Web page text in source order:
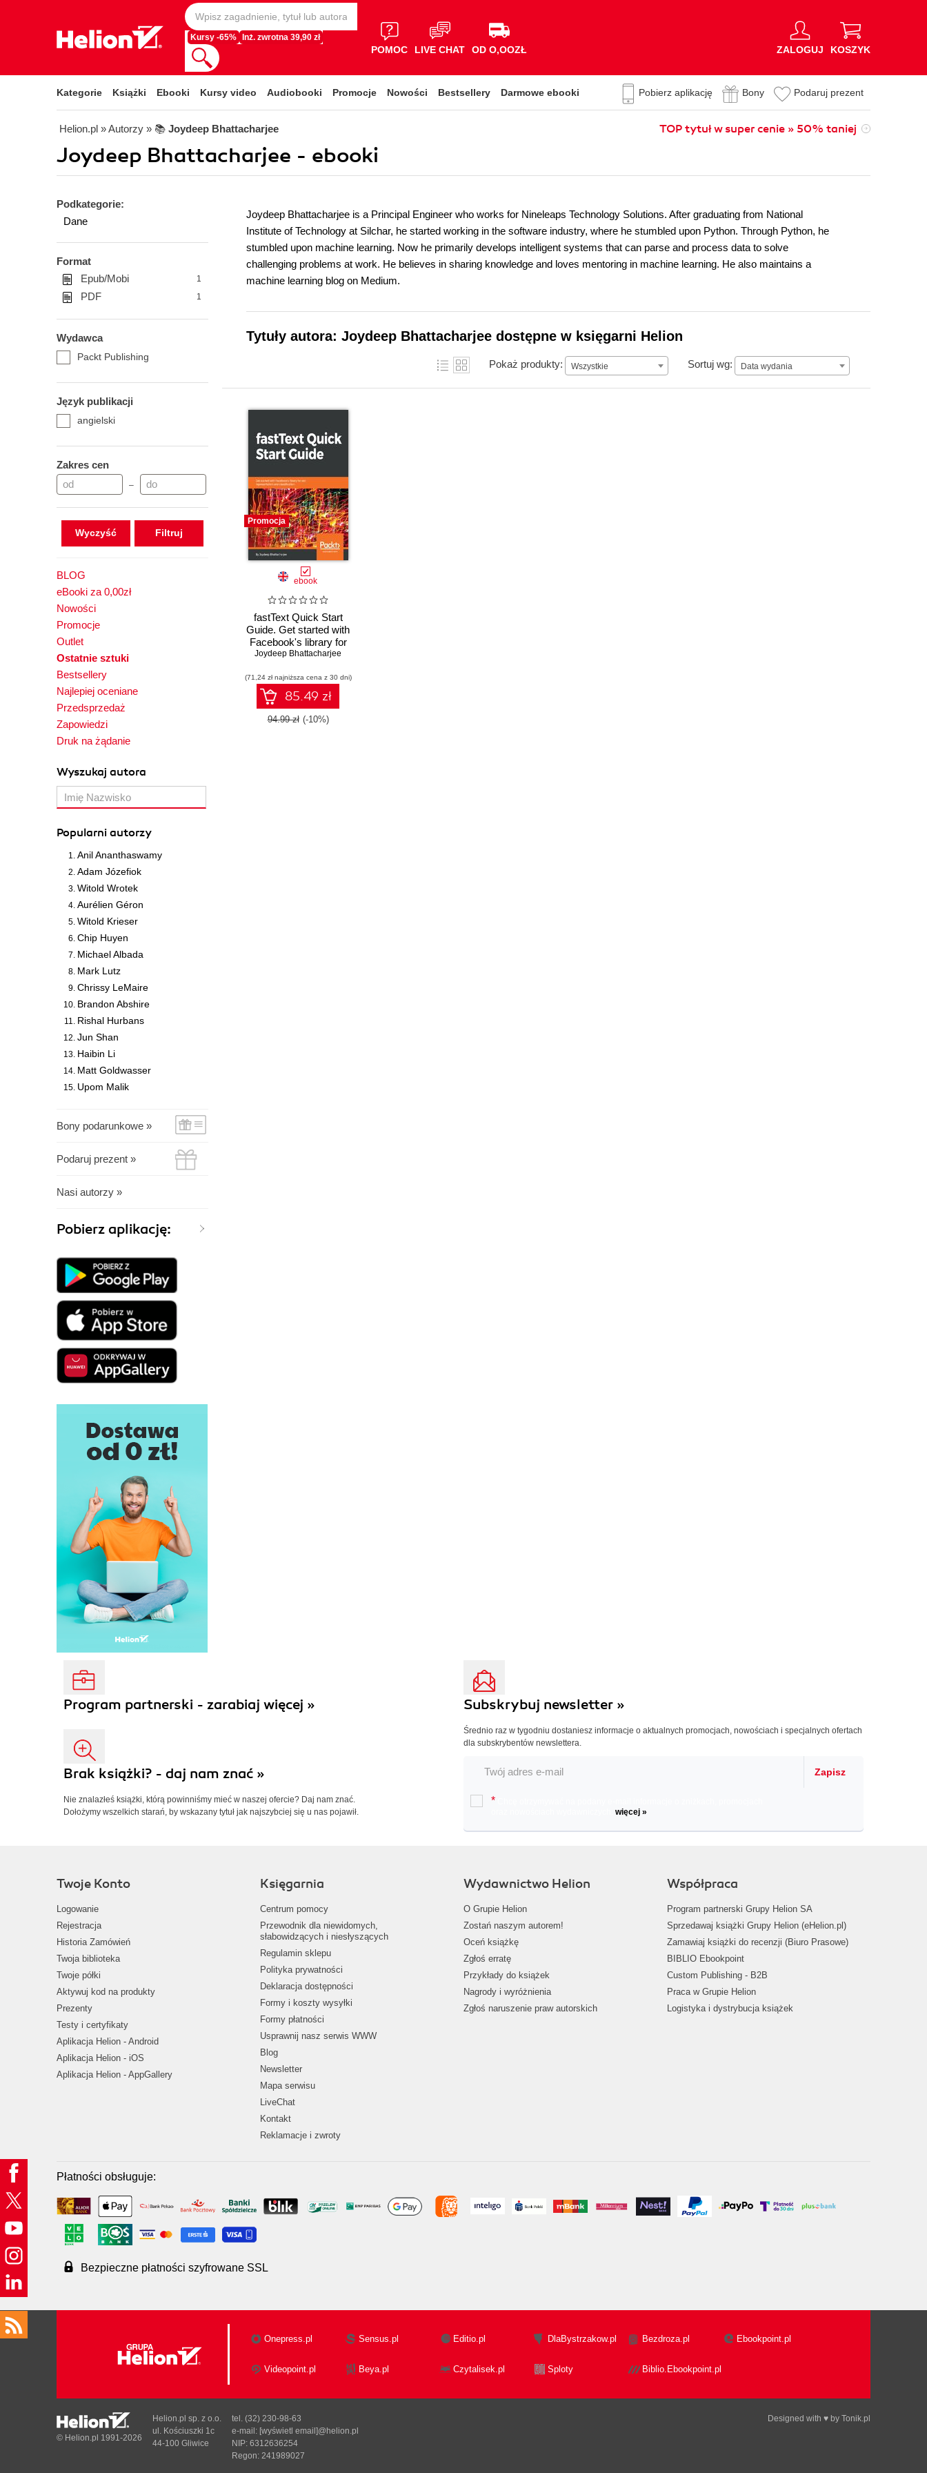
Kursy -65% Inż. zwrotna 39,90 zł
POMOC LIVE CHAT OD O,OOZŁ ZALOGUJ KOSZYK
Kategorie Książki Ebooki Kursy video Audiobooki Promocje Nowości Bestsellery Darmowe ebooki Pobierz aplikację Bony Podaruj prezent
Helion.pl » Autorzy » 📚 Joydeep Bhattacharjee TOP tytuł w super cenie » 50% taniej
Joydeep Bhattacharjee - ebooki
Podkategorie:
Dane
Format
Epub/Mobi
1
PDF 1
Wydawca
Packt Publishing
Język publikacji
angielski
Zakres cen
–
Wyczyść
BLOG
eBooki za 0,00zł
Nowości
Promocje
Outlet
Ostatnie sztuki
Bestsellery
Najlepiej oceniane
Przedsprzedaż
Zapowiedzi
Druk na żądanie
Wyszukaj autora
Popularni autorzy
Anil Ananthaswamy
Adam Józefiok
Witold Wrotek
Aurélien Géron
Witold Krieser
Chip Huyen
Michael Albada
Mark Lutz
Chrissy LeMaire
Brandon Abshire
Rishal Hurbans
Jun Shan
Haibin Li
Matt Goldwasser
Upom Malik
Bony podarunkowe »
Podaruj prezent »
Nasi autorzy »
Pobierz aplikację:
Joydeep Bhattacharjee is a Principal Engineer who works for Nineleaps Technology Solutions. After graduating from National
Institute of Technology at Silchar, he started working in the software industry, where he stumbled upon Python. Through Python, he
stumbled upon machine learning. Now he primarily develops intelligent systems that can parse and process data to solve
challenging problems at work. He believes in sharing knowledge and loves mentoring in machine learning. He also maintains a
machine learning blog on Medium.
Tytuły autora: Joydeep Bhattacharjee dostępne w księgarni Helion
Pokaż produkty: Wszystkie Sortuj wg: Data wydania
Data wydania
Promocja
ebook
fastText Quick Start
Guide. Get started with
Facebook's library for
text representation and
Joydeep Bhattacharjee
(71,24 zł najniższa cena z 30 dni)
85.49 zł
94.99 zł (-10%)
Program partnerski - zarabiaj więcej »
Brak książki? - daj nam znać »
Nie znalazłeś książki, którą powinniśmy mieć w naszej ofercie? Daj nam znać.
Dołożymy wszelkich starań, by wskazany tytuł jak najszybciej się u nas pojawił.
Subskrybuj newsletter »
Średnio raz w tygodniu dostaniesz informacje o aktualnych promocjach, nowościach i specjalnych ofertach
dla subskrybentów newslettera.
Zapisz
*
więcej »
Twoje Konto
Logowanie
Rejestracja
Historia Zamówień
Twoja biblioteka
Twoje półki
Aktywuj kod na produkty
Prezenty
Testy i certyfikaty
Aplikacja Helion - Android
Aplikacja Helion - iOS
Aplikacja Helion - AppGallery
Księgarnia
Centrum pomocy
Przewodnik dla niewidomych,
słabowidzących i niesłyszących
Regulamin sklepu
Polityka prywatności
Deklaracja dostępności
Formy i koszty wysyłki
Formy płatności
Usprawnij nasz serwis WWW
Blog
Newsletter
Mapa serwisu
LiveChat
Kontakt
Reklamacje i zwroty
Wydawnictwo Helion
O Grupie Helion
Zostań naszym autorem!
Oceń książkę
Zgłoś erratę
Przykłady do książek
Nagrody i wyróżnienia
Zgłoś naruszenie praw autorskich
Współpraca
Program partnerski Grupy Helion SA
Sprzedawaj książki Grupy Helion (eHelion.pl)
Zamawiaj książki do recenzji (Biuro Prasowe)
BIBLIO Ebookpoint
Custom Publishing - B2B
Praca w Grupie Helion
Logistyka i dystrybucja książek
Płatności obsługuje:
Bezpieczne płatności szyfrowane SSL
Onepress.pl Sensus.pl Editio.pl DlaBystrzakow.pl Bezdroza.pl Ebookpoint.pl
Videopoint.pl Beya.pl Czytalisek.pl Sploty Biblio.Ebookpoint.pl
Designed with ♥ by Tonik.pl
© Helion.pl 1991-2026
Helion.pl sp. z o.o.
ul. Kościuszki 1c
44-100 Gliwice
tel. (32) 230-98-63
e-mail: [wyświetl email]@helion.pl
NIP: 6312636254
Regon: 241989027